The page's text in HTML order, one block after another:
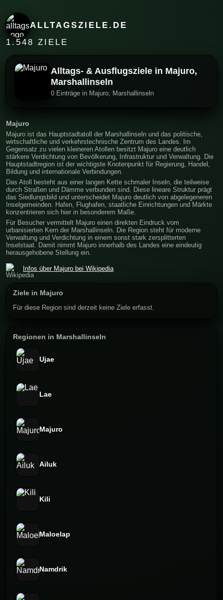
ALLTAGSZIELE.DE
1.548 ZIELE
Alltags- & Ausflugsziele in Majuro,
Marshallinseln
0 Einträge in Majuro, Marshallinseln
Majuro
Majuro ist das Hauptstadtatoll der Marshallinseln und das politische,
wirtschaftliche und verkehrstechnische Zentrum des Landes. Im
Gegensatz zu vielen kleineren Atollen besitzt Majuro eine deutlich
stärkere Verdichtung von Bevölkerung, Infrastruktur und Verwaltung. Die
Hauptstadtregion ist der wichtigste Knotenpunkt für Regierung, Handel,
Bildung und internationale Verbindungen.
Das Atoll besteht aus einer langen Kette schmaler Inseln, die teilweise
durch Straßen und Dämme verbunden sind. Diese lineare Struktur prägt
das Siedlungsbild und unterscheidet Majuro deutlich von abgelegeneren
Inselgemeinden. Hafen, Flughafen, staatliche Einrichtungen und Märkte
konzentrieren sich hier in besonderem Maße.
Für Besucher vermittelt Majuro einen direkten Eindruck vom
urbanisierten Kern der Marshallinseln. Die Region steht für moderne
Verwaltung und Verdichtung in einem sonst stark zersplitterten
Inselstaat. Damit nimmt Majuro innerhalb des Landes eine eindeutig
herausgehobene Stellung ein.
Infos über Majuro bei Wikipedia
Ziele in Majuro
Für diese Region sind derzeit keine Ziele erfasst.
Regionen in Marshallinseln
Ujae
Lae
Majuro
Ailuk
Kili
Maloelap
Namdrik